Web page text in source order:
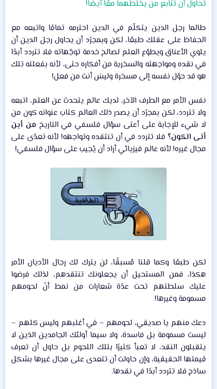
تحاول أن تتابع من يخلطهما معًا أيضًا!
طالما رجل الدين يتكلّم في الدين احترمه تمامًا واتبعه مع
الحفاظ على عقلك طبعًا، لكن وبمجرّد أن يحاول رجل الدين أن
يلوي الأعناق ويطوّع العلم لصالح خدمة توجّهاته فلا تتردد أبدًا
في نقده ومواجهته والسخرية من أفكاره حتى، لأنه بفعلته تلك
هو قد حوّل نفسه إلى مسخرة وليسَ أنت من فعل!​
نفس الأمر مع الطرف الآخر، لديك عالم يتحدث عن العلم، اتبعه
ولا تتردد، لكن بمجرّد أن يصدر ذلك العالم كتاب عنوانه كون من
لا شيء للإجابة على أعتى سؤال فلسفي في التاريخ من أين
أتى الكون؟ فلا تتردد في أن تنتقده وتواجهه! لأنه تعدّى على
مجال غيره! لأنه عالم فيزيائي أراد أن يُجيب على سؤال فلسفي!​
لكن طبعًا وكما قلنا مُسبقًا، لن يترك لك رجال الأديان الأمر
هكذا، فمن المستحيل أن يجعلونك تنتقدهم، لذلك فرضوا
عليك سلطتهم تحت عدّة شعارات من نمط أنّ لحومهم
مسمومة وغيرها!​
دعك منهم يا صديقي، لحومهم – في أغلبهم وليس كلهم –
ليست مسمومة بل فاسدة، ولا سيما أولئك الجامدين الذين لا
يتقبلون النقد، لا تعبأ كثيرًا بتلك اللحوم بل حاول أن تعرف
قيمتها الحقيقية، وإن حاولت أن تتعدى على مجال غيرها بشكل
ساذج فلا تتردد أبدًا في نقدها.​